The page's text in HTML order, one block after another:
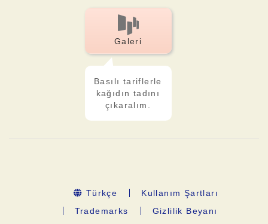
Galeri
Basılı tariflerle
kağıdın tadını
çıkaralım.
Türkçe
Kullanım Şartları
Trademarks
Gizlilik Beyanı